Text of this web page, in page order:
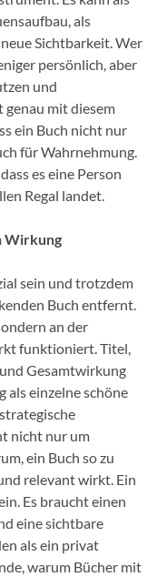
als
Sichtbarkeit. Wer
persönlich, aber
und
mit diesem
ein Buch nicht nur
für Wahrnehmung.
es eine Person
Regal landet.
Wirkung
sein und trotzdem
Buch entfernt.
an der
funktioniert. Titel,
Gesamtwirkung
als einzelne schöne
nicht nur um
ein Buch so zu
relevant wirkt. Ein
Es braucht einen
eine sichtbare
als ein privat
warum Bücher mit